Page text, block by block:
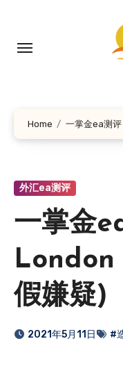
Home 一掌金ea测
外汇ea测评
一掌金
London
假嫌疑)
2021年5月11日 #